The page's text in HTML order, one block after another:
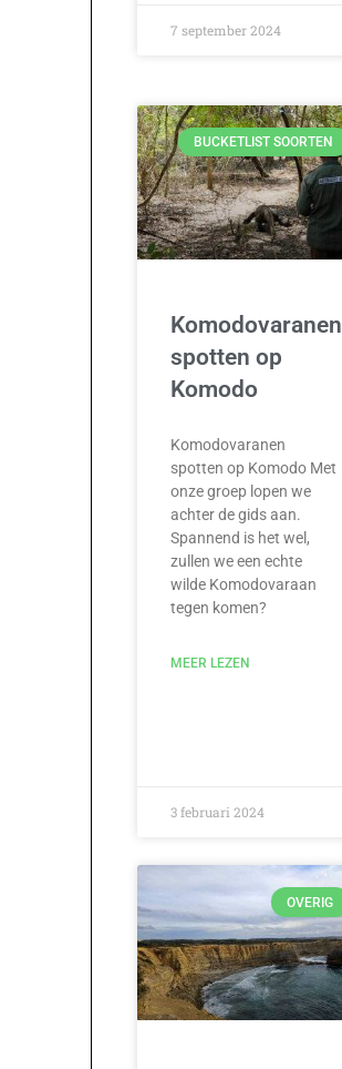
7 september 2024
BUCKETLIST SOORTEN
Komodovaranen
spotten op
Komodo
Komodovaranen
spotten op Komodo Met
onze groep lopen we
achter de gids aan.
Spannend is het wel,
zullen we een echte
wilde Komodovaraan
tegen komen?
MEER LEZEN
3 februari 2024
OVERIG